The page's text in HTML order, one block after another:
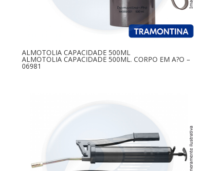
ALMOTOLIA CAPACIDADE 500ML
ALMOTOLIA CAPACIDADE 500ML. CORPO EM A?O –
06981